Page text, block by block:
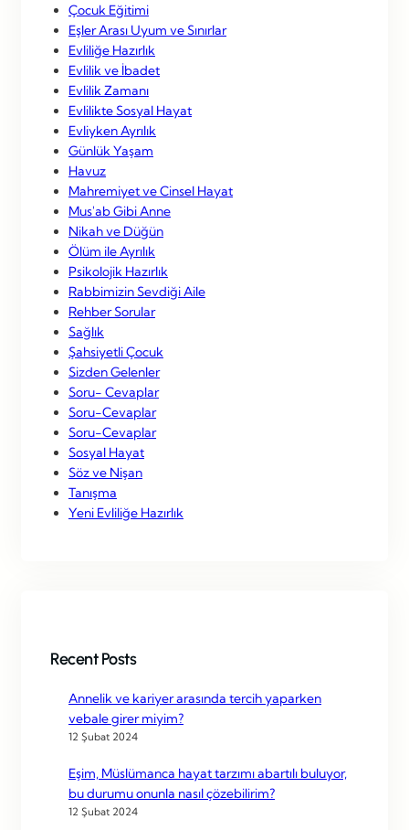
Çocuk Eğitimi
Eşler Arası Uyum ve Sınırlar
Evliliğe Hazırlık
Evlilik ve İbadet
Evlilik Zamanı
Evlilikte Sosyal Hayat
Evliyken Ayrılık
Günlük Yaşam
Havuz
Mahremiyet ve Cinsel Hayat
Mus'ab Gibi Anne
Nikah ve Düğün
Ölüm ile Ayrılık
Psikolojik Hazırlık
Rabbimizin Sevdiği Aile
Rehber Sorular
Sağlık
Şahsiyetli Çocuk
Sizden Gelenler
Soru- Cevaplar
Soru-Cevaplar
Soru-Cevaplar
Sosyal Hayat
Söz ve Nişan
Tanışma
Yeni Evliliğe Hazırlık
Recent Posts
Annelik ve kariyer arasında tercih yaparken
vebale girer miyim?
12 Şubat 2024
Eşim, Müslümanca hayat tarzımı abartılı buluyor,
bu durumu onunla nasıl çözebilirim?
12 Şubat 2024